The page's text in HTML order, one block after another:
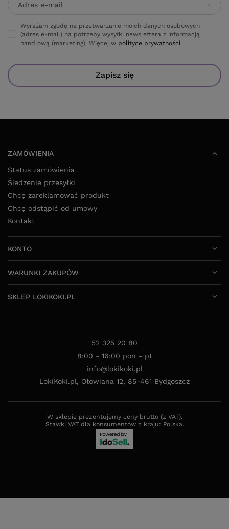
Adres e-mail
Wyrażam zgodę na przetwarzanie moich danych osobowych
(adres e-mail) na potrzeby wysyłki newslettera z informacją
handlową (marketing). Więcej w polityce prywatności.
Zapisz się
ZAMÓWIENIA
Status zamówienia
Śledzenie przesyłki
Chcę zareklamować produkt
Chcę odstąpić od umowy
Kontakt
KONTO
WARUNKI ZAKUPÓW
SKLEP LOKIKOKI.PL
52 325 20 80
8:00 - 16:00 pon - pt
info@lokikoki.pl
LokiKoki.pl, Ołowiana 12, 85-461 Bydgoszcz
W sklepie prezentujemy ceny brutto (z VAT).
Stawki VAT dla konsumentów z kraju: Polska.